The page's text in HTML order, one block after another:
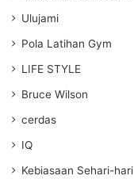
Ulujami
Pola Latihan Gym
LIFE STYLE
Bruce Wilson
cerdas
IQ
Kebiasaan Sehari-hari